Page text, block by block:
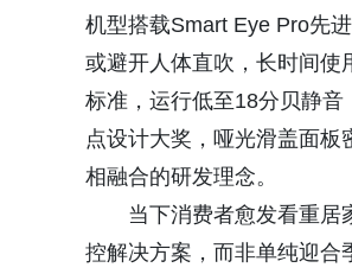
机型搭载Smart Eye Pro先
或避开人体直吹，长时间使
标准，运行低至18分贝静
点设计大奖，哑光滑盖面
相融合的研发理念。
当下消费者愈发看重居
控解决方案，而非单纯迎合